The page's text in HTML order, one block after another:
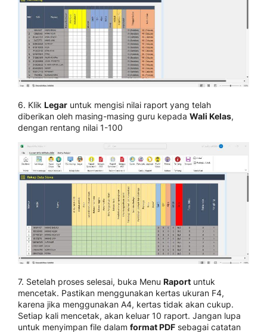
6. Klik Legar untuk mengisi nilai raport yang telah
diberikan oleh masing-masing guru kepada Wali Kelas,
dengan rentang nilai 1-100
7. Setelah proses selesai, buka Menu Raport untuk
mencetak. Pastikan menggunakan kertas ukuran F4,
karena jika menggunakan A4, kertas tidak akan cukup.
Setiap kali mencetak, akan keluar 10 raport. Jangan lupa
untuk menyimpan file dalam format PDF sebagai catatan